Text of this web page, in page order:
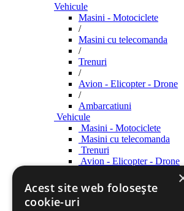
Vehicule
Masini - Motociclete
/
Masini cu telecomanda
/
Trenuri
/
Avion - Elicopter - Drone
/
Ambarcatiuni
Vehicule
Masini - Motociclete
Masini cu telecomanda
Trenuri
Avion - Elicopter - Drone
Roboti
Roboti
Acest site web folosește
cookie-uri